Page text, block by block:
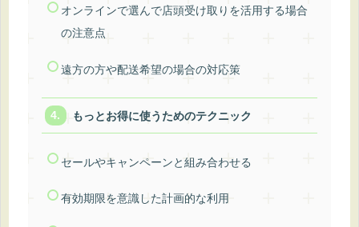
オンラインで選んで店頭受け取りを活用する場合
の注意点
遠方の方や配送希望の場合の対応策
もっとお得に使うためのテクニック
セールやキャンペーンと組み合わせる
有効期限を意識した計画的な利用